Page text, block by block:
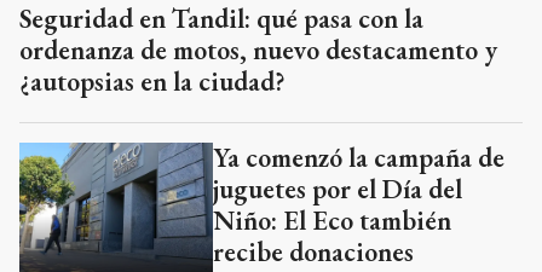
Seguridad en Tandil: qué pasa con la
ordenanza de motos, nuevo destacamento y
¿autopsias en la ciudad?
Ya comenzó la campaña de
juguetes por el Día del
Niño: El Eco también
recibe donaciones